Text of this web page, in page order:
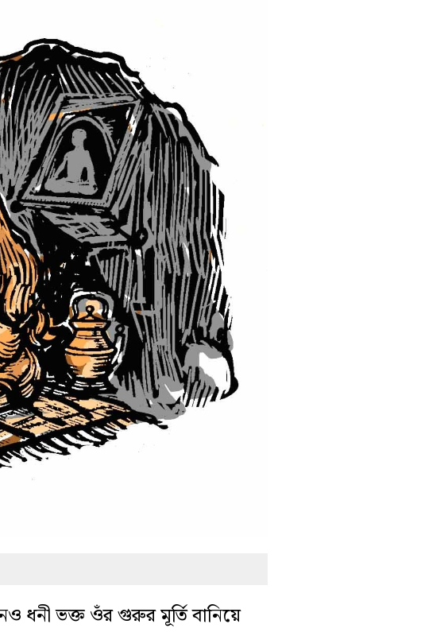
ধনী ভক্ত ওঁর গুরুর মূর্তি বানিয়ে